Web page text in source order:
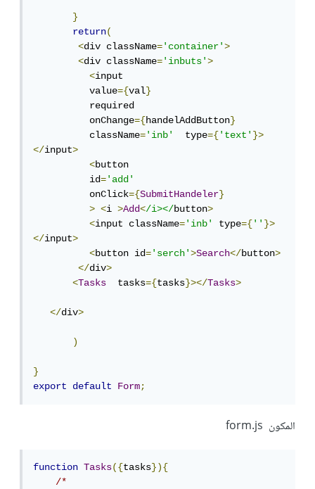
}
return(
<div className='container'>
<div className='inbuts'>
<input
          value
={val}
          required
          onChange
={handelAddButton}
          className
='inb'
  type
={'text'}>
</input>
<button
          id
='add'
          onClick
={SubmitHandeler}
>
<i >Add</i></button>
<input className='inb' type={''}>
</input>
<button id='serch'>Search</button>
</div>
<Tasks
  tasks
={tasks}></Tasks>
</div>
)
}
export
default Form;
المكون form.js
function Tasks({tasks}){
/*